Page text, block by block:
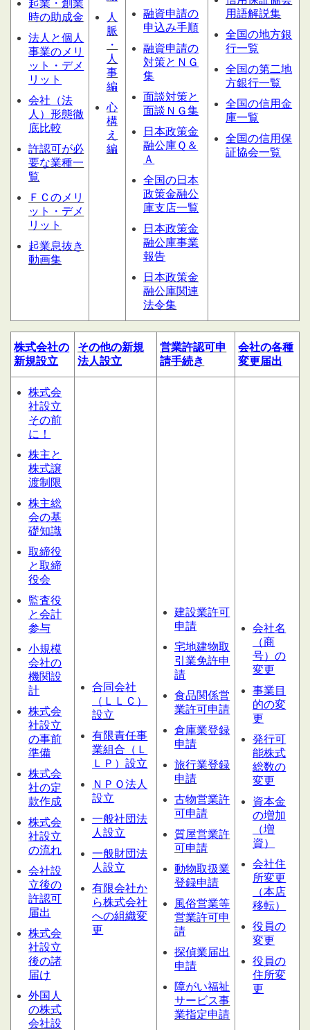
起業・創業
時の助成金
法人と個人
事業のメリ
ット・デメ
リット
会社（法
人）形態徹
底比較
許認可が必
要な業種一
覧
ＦＣのメリ
ット・デメ
リット
起業息抜き
動画集
人
脈
・
人
事
編
心
構
え
編
融資申請の
申込み手順
融資申請の
対策とＮＧ
集
面談対策と
面談ＮＧ集
日本政策金
融公庫Ｑ＆
Ａ
全国の日本
政策金融公
庫支店一覧
日本政策金
融公庫事業
報告
日本政策金
融公庫関連
法令集
用語解説集
全国の地方銀
行一覧
全国の第二地
方銀行一覧
全国の信用金
庫一覧
全国の信用保
証協会一覧
株式会社の
新規設立
その他の新規
法人設立
営業許認可申
請手続き
会社の各種
変更届出
株式会
社設立
その前
に！
株主と
株式譲
渡制限
株主総
会の基
礎知識
取締役
と取締
役会
監査役
と会計
参与
小規模
会社の
機関設
計
株式会
社設立
の事前
準備
株式会
社の定
款作成
株式会
社設立
の流れ
会社設
立後の
許認可
届出
株式会
社設立
後の諸
届け
外国人
の株式
会社設
合同会社
（ＬＬＣ）
設立
有限責任事
業組合（Ｌ
ＬＰ）設立
ＮＰＯ法人
設立
一般社団法
人設立
一般財団法
人設立
有限会社か
ら株式会社
への組織変
更
建設業許可
申請
宅地建物取
引業免許申
請
食品関係営
業許可申請
倉庫業登録
申請
旅行業登録
申請
古物営業許
可申請
質屋営業許
可申請
動物取扱業
登録申請
風俗営業等
営業許可申
請
探偵業届出
申請
障がい福祉
サービス事
業指定申請
会社名
（商
号）の
変更
事業目
的の変
更
発行可
能株式
総数の
変更
資本金
の増加
（増
資）
会社住
所変更
（本店
移転）
役員の
変更
役員の
住所変
更